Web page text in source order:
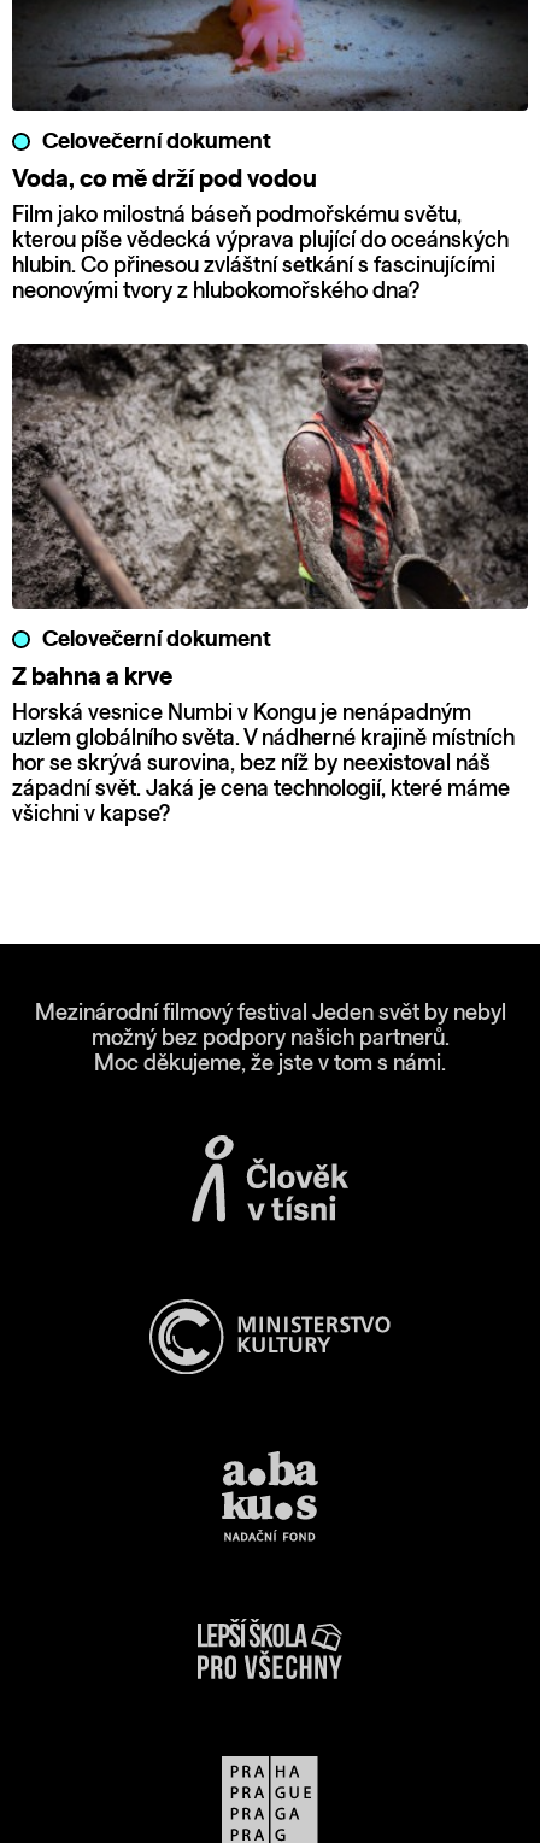
Celovečerní dokument
Voda, co mě drží pod vodou
Film jako milostná báseň podmořskému světu,
kterou píše vědecká výprava plující do oceánských
hlubin. Co přinesou zvláštní setkání s fascinujícími
neonovými tvory z hlubokomořského dna?
Celovečerní dokument
Z bahna a krve
Horská vesnice Numbi v Kongu je nenápadným
uzlem globálního světa. V nádherné krajině místních
hor se skrývá surovina, bez níž by neexistoval náš
západní svět. Jaká je cena technologií, které máme
všichni v kapse?
Mezinárodní filmový festival Jeden svět by nebyl
možný bez podpory našich partnerů.
Moc děkujeme, že jste v tom s námi.